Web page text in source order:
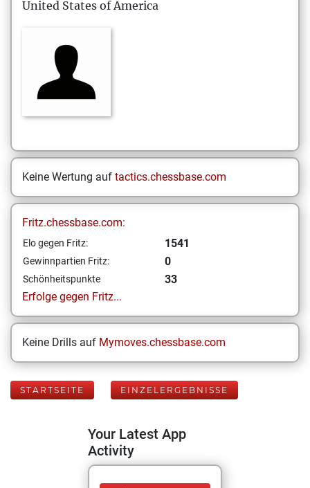
United States of America
Keine Wertung auf tactics.chessbase.com
Fritz.chessbase.com:
Elo gegen Fritz: 1541
Gewinnpartien Fritz: 0
Schönheitspunkte
33
Erfolge gegen Fritz...
Keine Drills auf Mymoves.chessbase.com
STARTSEITE EINZELERGEBNISSE
Your Latest App
Activity